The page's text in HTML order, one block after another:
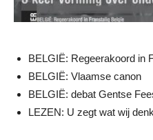
BELGIË: Regeerakoord in
BELGIË: Vlaamse canon
BELGIË: debat Gentse
LEZEN: U zegt wat wij